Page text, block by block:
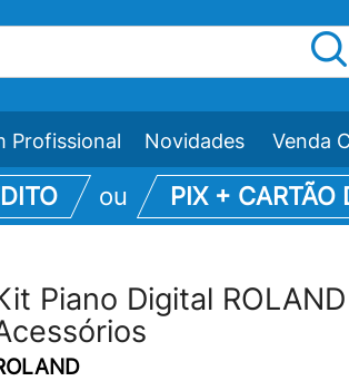
Profissional Novidades Venda
ou PIX + CARTÃO
Piano Digital